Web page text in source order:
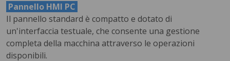
Pannello HMI PC
Il pannello standard è compatto e dotato di
un'interfaccia testuale, che consente una gestione
completa della macchina attraverso le operazioni
disponibili.